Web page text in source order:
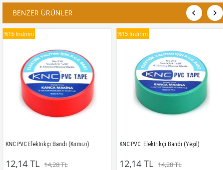
BENZER ÜRÜNLER
PVC Elektrikçi Bandı (Kırmızı)
TL 14,28 TL
İndirim
KNC PVC  Elektrikçi Bandı (Yeşil)
12,14 TL 14,28 TL
%15 İndirim